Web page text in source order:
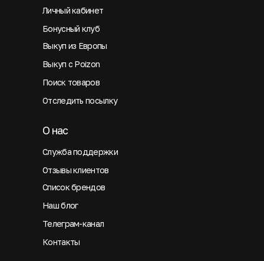
Личный кабинет
Бонусный клуб
Выкуп из Европы
Выкуп с Poizon
Поиск товаров
Отследить посылку
Служба поддержки
О нас
Отзывы клиентов
Список брендов
Наш блог
Телеграм-канал
Контакты